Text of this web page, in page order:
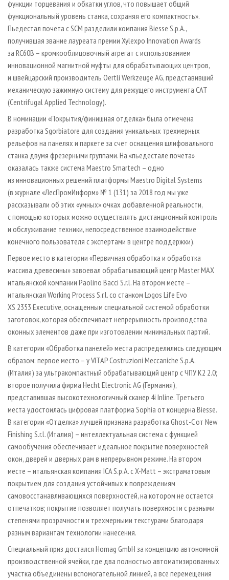
функции торцевания и обкатки углов, что повышает общий
функциональный уровень станка, сохраняя его компактность».
Пьедестал почета с SCM разделили компания Biesse S.p.A.,
получившая звание лауреата премии Xylexpo Innovation Awards
за RC60B – кромкооблицовочный агрегат с использованием
инновационной магнитной муфты для обрабатывающих центров,
и швейцарский производитель Oertli Werkzeuge AG, представивший
механическую зажимную систему для режущего инструмента CAT
(Centrifugal Applied Technology).
В номинации «Покрытия/финишная отделка» была отмечена
разработка Sgorbiatore для создания уникальных трехмерных
рельефов на панелях и паркете за счет оснащения шлифовального
станка двумя фрезерными группами. На «пьедестале почета»
оказалась также система Maestro Smartech – одно
из инновационных решений платформы Maestro Digital Systems
(в журнале «ЛесПромИнформ» № 1 (131) за 2018 год мы уже
рассказывали об этих «умных» очках добавленной реальности,
с помощью которых можно осуществлять дистанционный контроль
и обслуживание техники, непосредственное взаимодействие
конечного пользователя с экспертами в центре поддержки).
Первое место в категории «Первичная обработка и обработка
массива древесины» завоевал обрабатывающий центр Master MAX
итальянской компании Paolino Bacci S.r.l. На втором месте –
итальянская Working Process S.r.l. со станком Logos Life Evo
XS 2353 Executive, оснащенным специальной системой обработки
заготовок, которая обеспечивает непрерывность производства
оконных элементов даже при изготовлении минимальных партий.
В категории «Обработка панелей» места распределились следующим
образом: первое место – у VITAP Costruzioni Meccaniche S.p.A.
(Италия) за ультракомпактный обрабатывающий центр с ЧПУ K2 2.0;
второе получила фирма Hecht Electronic AG (Германия),
представившая высокотехнологичный сканер 4i Inline. Третьего
места удостоилась цифровая платформа Sophia от концерна Biesse.
В категории «Отделка» лучшей признана разработка Ghost-C от New
Finishing S.r.l. (Италия) – интеллектуальная система с функцией
самообучения обеспечивает идеальное покрытие поверхностей
окон, дверей и дверных рам в непрерывном режиме. На втором
месте – итальянская компания ICA S.p.A. с X-Matt – экстраматовым
покрытием для создания устойчивых к повреждениям
самовосстанавливающихся поверхностей, на котором не остается
отпечатков; покрытие позволяет получать поверхности с разными
степенями прозрачности и трехмерными текстурами благодаря
разным вариантам технологии нанесения.
Специальный приз достался Homag GmbH за концепцию автономной
производственной ячейки, где два полностью автоматизированных
участка объединены вспомогательной линией, а все перемещения